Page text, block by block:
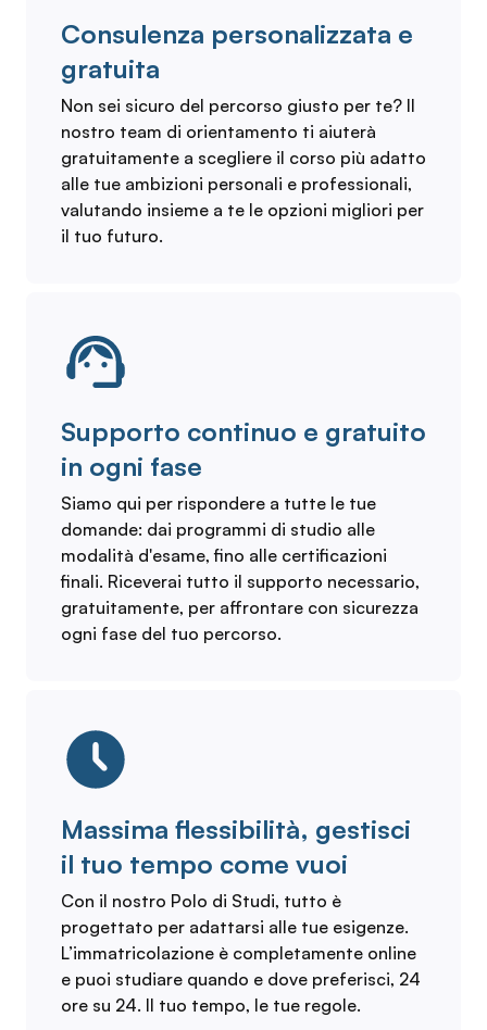
Consulenza personalizzata e
gratuita
Non sei sicuro del percorso giusto per te? Il
nostro team di orientamento ti aiuterà
gratuitamente a scegliere il corso più adatto
alle tue ambizioni personali e professionali,
valutando insieme a te le opzioni migliori per
il tuo futuro.
Supporto continuo e gratuito
in ogni fase
Siamo qui per rispondere a tutte le tue
domande: dai programmi di studio alle
modalità d'esame, fino alle certificazioni
finali. Riceverai tutto il supporto necessario,
gratuitamente, per affrontare con sicurezza
ogni fase del tuo percorso.
Massima flessibilità, gestisci
il tuo tempo come vuoi
Con il nostro Polo di Studi, tutto è
progettato per adattarsi alle tue esigenze.
L’immatricolazione è completamente online
e puoi studiare quando e dove preferisci, 24
ore su 24. Il tuo tempo, le tue regole.